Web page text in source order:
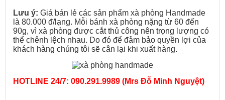
Lưu ý: Giá bán lẻ các sản phẩm xà phòng Handmade
là 80.000 đ/lạng. Mỗi bánh xà phòng nặng từ 60 đến
90g, vì xà phòng được cắt thủ công nên trọng lượng có
thể chênh lệch nhau. Do đó để đảm bảo quyền lợi của
khách hàng chúng tôi sẽ cân lại khi xuất hàng.
HOTLINE 24/7: 090.291.9989 (Mrs Đỗ Minh Nguyệt)